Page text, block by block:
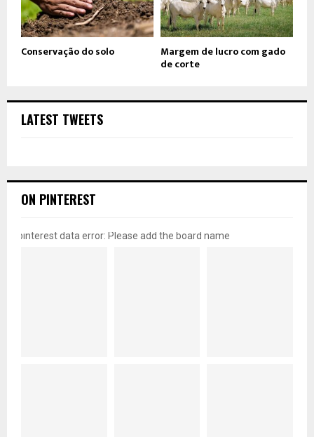
Conservação do solo Margem de lucro com gado
de corte
LATEST TWEETS
ON PINTEREST
pinterest data error: Please add the board name